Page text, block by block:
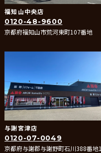
福知山中央店
0120-48-9600
京都府福知山市荒河東町107番地
与謝宮津店
0120-07-0049
京都府与謝郡与謝野町石川388番地1